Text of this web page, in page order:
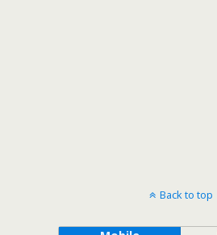
Back to top